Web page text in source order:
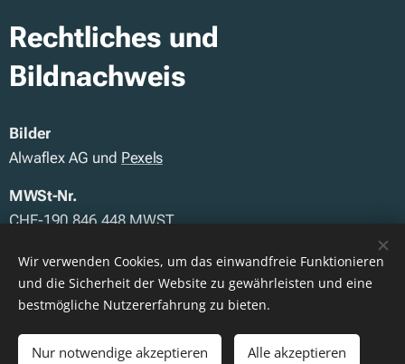
Rechtliches und
Bildnachweis
Bilder
Alwaflex AG und Pexels
MWSt-Nr.
CHE-190.846.448 MWST
IBAN
CH38 0076 1649 0124 2200 2
AGBs der Alwaflex AG
Wir verwenden Cookies, um das einwandfreie Funktionieren
und die Sicherheit der Website zu gewährleisten und eine
bestmögliche Nutzererfahrung zu bieten.
Nur notwendige akzeptieren Alle akzeptieren